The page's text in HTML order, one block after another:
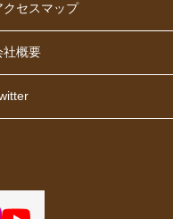
クセスマップ
社概要